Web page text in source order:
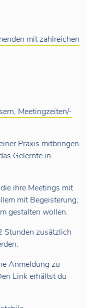
mit zahlreichen
Meetingzeiten/-
Praxis mitbringen.
Gelernte in
ihre Meetings mit
mit Begeisterung,
gestalten wollen.
Stunden zusätzlich
Anmeldung zu
Link erhältst du